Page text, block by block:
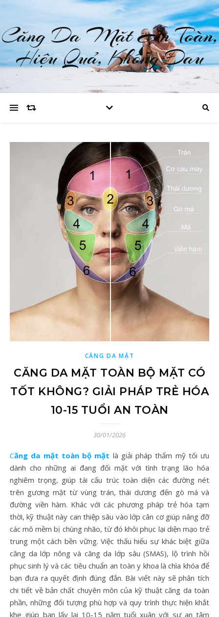
Căng Da Mặt An Toàn,
Hiệu Quả, Không Đau
CĂNG DA MẶT
CĂNG DA MẶT TOÀN BỘ MẶT CÓ
TỐT KHÔNG? GIẢI PHÁP TRẺ HÓA
10-15 TUỔI AN TOÀN
30/01/2026
Căng da mặt toàn bộ mặt là giải pháp thẩm mỹ tối ưu
dành cho những ai đang đối mặt với tình trạng lão hóa
nghiêm trọng, giúp tái cấu trúc toàn diện các đường nét
trên gương mặt từ vùng trán, thái dương đến gò má và
đường viền hàm. Khác với các phương pháp trẻ hóa tạm
thời, kỹ thuật này can thiệp sâu vào lớp cân cơ giúp nâng đỡ
các mô mềm bị chùng nhão, từ đó khôi phục lại diện mạo trẻ
trung một cách bền vững. Việc thấu hiểu sự khác biệt giữa
căng da lớp nông và căng da lớp sâu (SMAS), lộ trình hồi
phục sinh lý và các tiêu chuẩn an toàn y khoa là chìa khóa để
bạn đưa ra quyết định đúng đắn. Bài viết này sẽ phân tích
chi tiết về bản chất chuyên môn của kỹ thuật căng da toàn
phần, những đối tượng phù hợp và quy trình thực hiện khắt
khe giúp bạn lấy lại 10-15 năm tuổi xuân với sự an tâm